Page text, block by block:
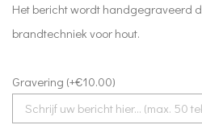
Het bericht wordt handgegraveerd
brandtechniek voor hout.
Gravering (+€10.00)